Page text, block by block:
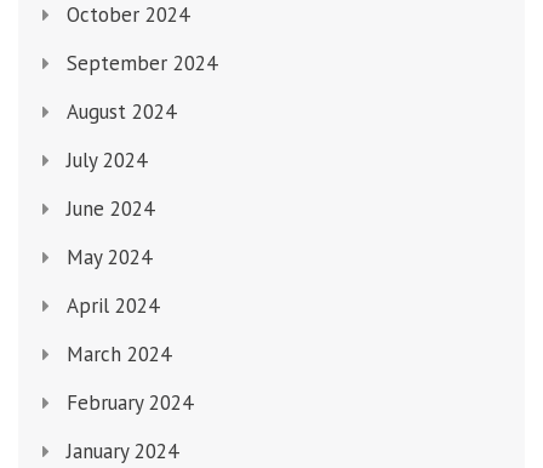
October 2024
September 2024
August 2024
July 2024
June 2024
May 2024
April 2024
March 2024
February 2024
January 2024